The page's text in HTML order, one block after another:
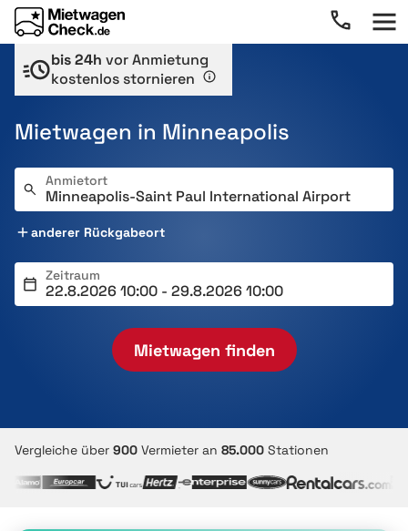
bis 24h vor Anmietung
kostenlos stornieren
Mietwagen in Minneapolis
Anmietort
anderer Rückgabeort
Zeitraum
Mietwagen finden
Vergleiche über 900 Vermieter an 85.000 Stationen